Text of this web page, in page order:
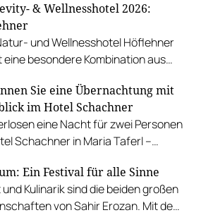
SPA.& Wellnesshotel 2026:
und Wellnesshotel Höflehner
eine besondere Kombination aus
Sie eine Übernachtung mit
im Hotel Schachner
eine Nacht für zwei Personen
Schachner in Maria Taferl –
Ein Festival für alle Sinne
und Kulinarik sind die beiden großen
von Sahir Erozan. Mit dem